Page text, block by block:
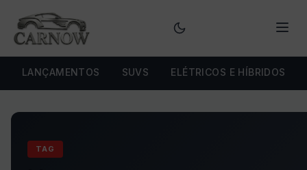
LANÇAMENTOS SUVS ELÉTRICOS E HÍBRIDOS
TAG